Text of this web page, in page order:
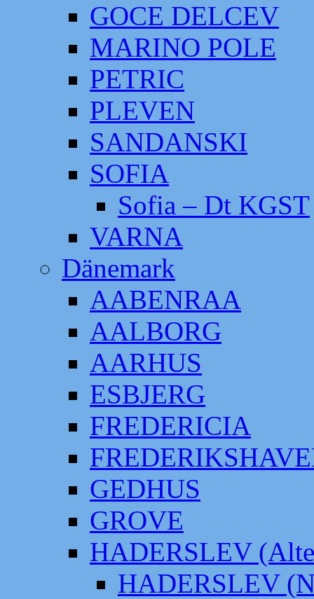
GOCE DELCEV
MARINO POLE
PETRIC
PLEVEN
SANDANSKI
SOFIA
Sofia – Dt KGST
VARNA
Dänemark
AABENRAA
AALBORG
AARHUS
ESBJERG
FREDERICIA
GEDHUS
GROVE
HADERSLEV
HADERSLEV